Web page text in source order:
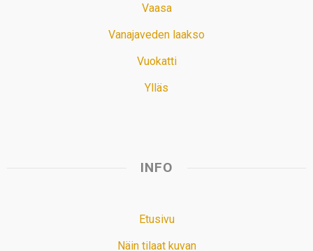
Vaasa
Vanajaveden laakso
Vuokatti
Ylläs
INFO
Etusivu
Näin tilaat kuvan